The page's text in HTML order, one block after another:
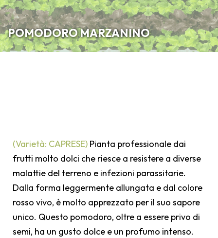
POMODORO MARZANINO
(Varietà: CAPRESE) Pianta professionale dai
frutti molto dolci che riesce a resistere a diverse
malattie del terreno e infezioni parassitarie.
Dalla forma leggermente allungata e dal colore
rosso vivo, è molto apprezzato per il suo sapore
unico. Questo pomodoro, oltre a essere privo di
semi, ha un gusto dolce e un profumo intenso.